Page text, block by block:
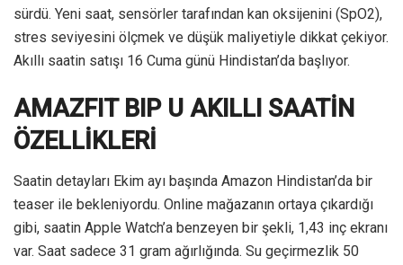
sürdü. Yeni saat, sensörler tarafından kan oksijenini (SpO2),
stres seviyesini ölçmek ve düşük maliyetiyle dikkat çekiyor.
Akıllı saatin satışı 16 Cuma günü Hindistan’da başlıyor.
AMAZFIT BIP U AKILLI SAATİN
ÖZELLİKLERİ
Saatin detayları Ekim ayı başında Amazon Hindistan’da bir
teaser ile bekleniyordu. Online mağazanın ortaya çıkardığı
gibi, saatin Apple Watch’a benzeyen bir şekli, 1,43 inç ekranı
var. Saat sadece 31 gram ağırlığında. Su geçirmezlik 50